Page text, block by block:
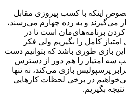
اینکه با کسب پیروزی مقابل
می‌گیرند و به رده چهارم می‌رسند،
کردن برنامه‌های‌مان است تا در
کامل را بگیریم ولی فکر
بازی طوری باشد که بتوانیم دست
سه امتیاز را هم دور از دسترس
پرسپولیس بازی می‌کند، نه تنها
در برخی لحظات کارهایی
بگیریم.